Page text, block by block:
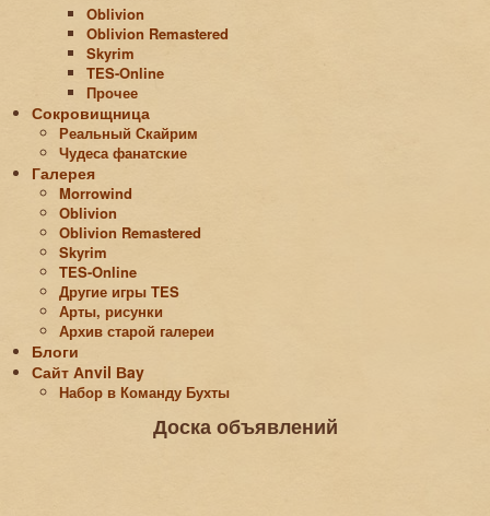
Oblivion
Oblivion Remastered
Skyrim
TES-Online
Прочее
Сокровищница
Реальный Скайрим
Чудеса фанатские
Галерея
Morrowind
Oblivion
Oblivion Remastered
Skyrim
TES-Online
Другие игры TES
Арты, рисунки
Архив старой галереи
Блоги
Сайт Аnvil Вay
Набор в Команду Бухты
Доска объявлений